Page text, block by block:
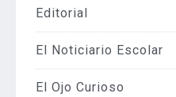
Editorial
El Noticiario Escolar
El Ojo Curioso